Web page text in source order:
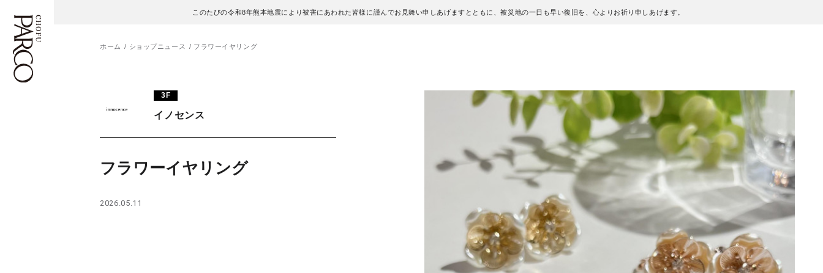
このたびの令和8年熊本地震により被害にあわれた皆様に謹んでお見舞い申しあげますとともに、被災地の一日も早い復旧を、心よりお祈り申しあげます。
施設案内・アクセス
ホーム ショップニュース フラワーイヤリング
3F
イノセンス
フラワーイヤリング
2026.05.11